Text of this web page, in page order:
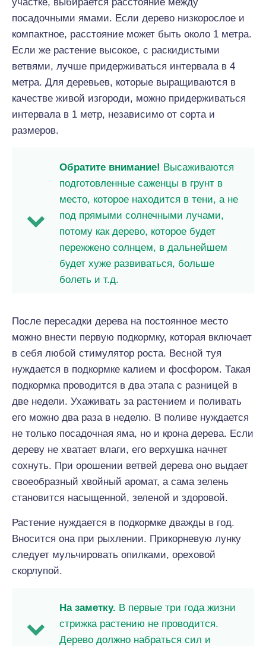
посадочными ямами. Если дерево низкорослое и
компактное, расстояние может быть около 1 метра.
Если же растение высокое, с раскидистыми
ветвями, лучше придерживаться интервала в 4
метра. Для деревьев, которые выращиваются в
качестве живой изгороди, можно придерживаться
интервала в 1 метр, независимо от сорта и
размеров.
Обратите внимание! Высаживаются
подготовленные саженцы в грунт в
место, которое находится в тени, а не
под прямыми солнечными лучами,
потому как дерево, которое будет
пережжено солнцем, в дальнейшем
будет хуже развиваться, больше
болеть и т.д.
После пересадки дерева на постоянное место
можно внести первую подкормку, которая включает
в себя любой стимулятор роста. Весной туя
нуждается в подкормке калием и фосфором. Такая
подкормка проводится в два этапа с разницей в
две недели. Ухаживать за растением и поливать
его можно два раза в неделю. В поливе нуждается
не только посадочная яма, но и крона дерева. Если
дереву не хватает влаги, его верхушка начнет
сохнуть. При орошении ветвей дерева оно выдает
своеобразный хвойный аромат, а сама зелень
становится насыщенной, зеленой и здоровой.
Растение нуждается в подкормке дважды в год.
Вносится она при рыхлении. Прикорневую лунку
следует мульчировать опилками, ореховой
скорлупой.
На заметку. В первые три года жизни
стрижка растению не проводится.
Дерево должно набраться сил и